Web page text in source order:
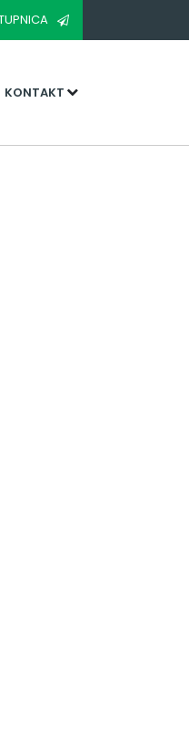
KONTAKT